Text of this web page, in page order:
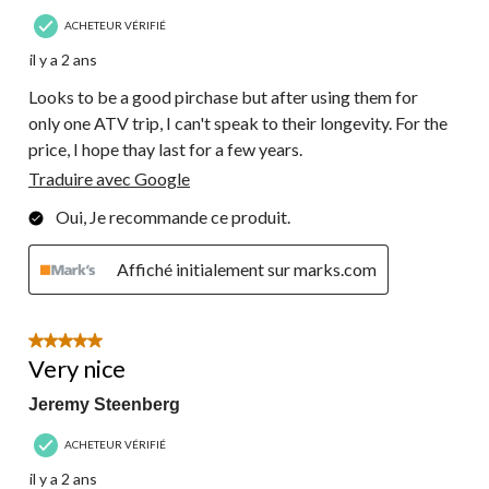
ACHETEUR VÉRIFIÉ
il y a 2 ans
Looks to be a good pirchase but after using them for
only one ATV trip, I can't speak to their longevity. For the
price, I hope thay last for a few years.
Traduire avec Google
Oui, Je recommande ce produit.
Affiché initialement sur marks.com
5 étoile(s) sur 5.
Very nice
Jeremy Steenberg
ACHETEUR VÉRIFIÉ
il y a 2 ans